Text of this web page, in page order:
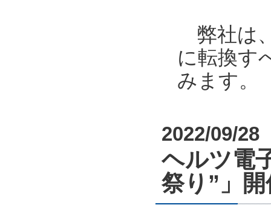
弊社は
に転換す
みます。
2022/09/28
ヘルツ電
祭り”」